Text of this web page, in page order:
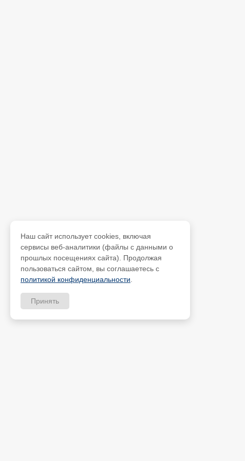
Наш сайт использует cookies, включая
сервисы веб-аналитики (файлы с данными о
прошлых посещениях сайта). Продолжая
пользоваться сайтом, вы соглашаетесь с
политикой конфиденциальности
Принять